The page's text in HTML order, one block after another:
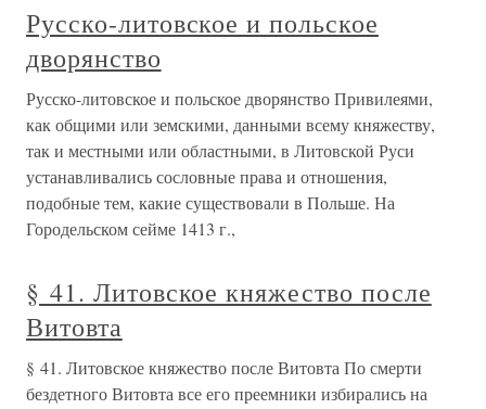
Русско-литовское и польское
дворянство
Русско-литовское и польское дворянство Привилеями,
как общими или земскими, данными всему княжеству,
так и местными или областными, в Литовской Руси
устанавливались сословные права и отношения,
подобные тем, какие существовали в Польше. На
Городельском сейме 1413 г.,
§ 41. Литовское княжество после
Витовта
§ 41. Литовское княжество после Витовта По смерти
бездетного Витовта все его преемники избирались на